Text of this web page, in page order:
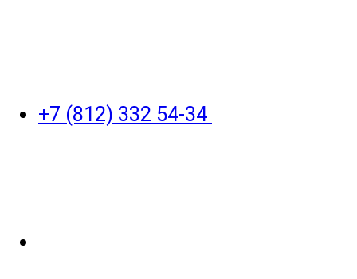
+7 (812) 332 54-34